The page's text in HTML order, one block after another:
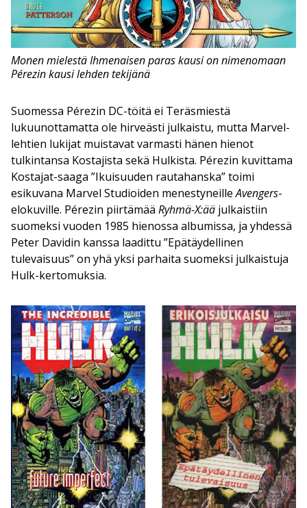
Monen mielestä Ihmenaisen paras kausi on nimenomaan
Pérezin kausi lehden tekijänä
Suomessa Pérezin DC-töitä ei Teräsmiestä
lukuunottamatta ole hirveästi julkaistu, mutta Marvel-
lehtien lukijat muistavat varmasti hänen hienot
tulkintansa Kostajista sekä Hulkista. Pérezin kuvittama
Kostajat-saaga ”Ikuisuuden rautahanska” toimi
esikuvana Marvel Studioiden menestyneilleAvengers-
elokuville. Pérezin piirtämää Ryhmä-X:ää julkaistiin
suomeksi vuoden 1985 hienossa albumissa, ja yhdessä
Peter Davidin kanssa laadittu ”Epätäydellinen
tulevaisuus” on yhä yksi parhaita suomeksi julkaistuja
Hulk-kertomuksia.